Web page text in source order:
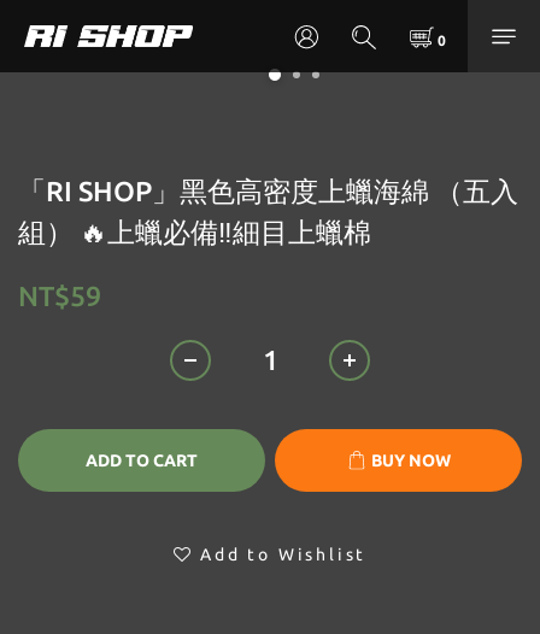
「RI SHOP」黑色高密度上蠟海綿 （五入
組） 🔥上蠟必備‼️細目上蠟棉
NT$59
ADD TO CART BUY NOW
Add to Wishlist